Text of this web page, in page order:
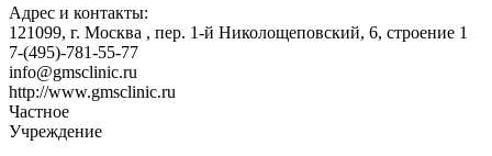
Адрес и контакты:
121099, г. Москва , пер. 1-й Николощеповский, 6, строение 1
7-(495)-781-55-77
info@gmsclinic.ru
http://www.gmsclinic.ru
Частное
Учреждение